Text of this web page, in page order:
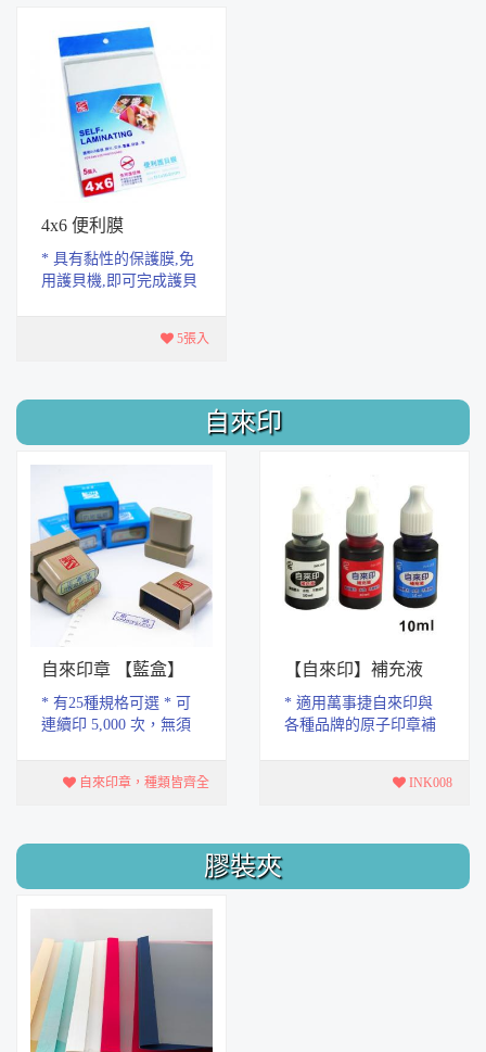
4x6 便利膜
* 具有黏性的保護膜,免
用護貝機,即可完成護貝
5張入
自來印
自來印章 【藍盒】
* 有25種規格可選 * 可
連續印 5,000 次，無須
印墨字跡易乾，不...
自來印章，種類皆齊全
【自來印】補充液
* 適用萬事捷自來印與
各種品牌的原子印章補
商品容量：10 m... INK008
膠裝夾